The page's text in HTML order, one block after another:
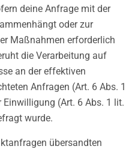
deine Anfrage mit der
oder zur
Maßnahmen erforderlich
die Verarbeitung auf
an der effektiven
Anfragen (Art. 6 Abs. 1
(Art. 6 Abs. 1 lit.
wurde.
übersandten